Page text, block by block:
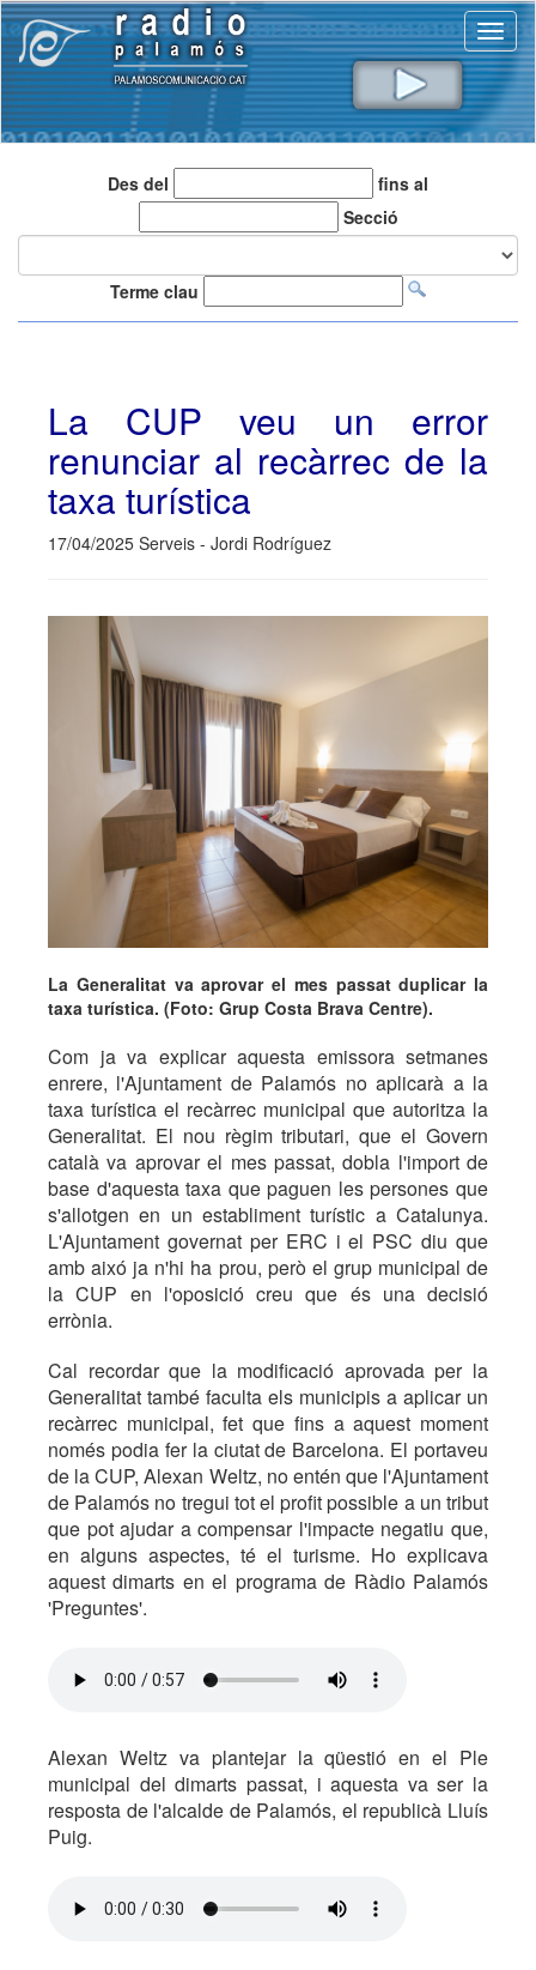
Des del
fins al
Secció
Terme clau
La CUP veu un error
renunciar al recàrrec de la
taxa turística
17/04/2025 Serveis - Jordi Rodríguez
La Generalitat va aprovar el mes passat duplicar la
taxa turística. (Foto: Grup Costa Brava Centre).
Com ja va explicar aquesta emissora setmanes
enrere, l'Ajuntament de Palamós no aplicarà a la
taxa turística el recàrrec municipal que autoritza la
Generalitat. El nou règim tributari, que el Govern
català va aprovar el mes passat, dobla l'import de
base d'aquesta taxa que paguen les persones que
s'allotgen en un establiment turístic a Catalunya.
L'Ajuntament governat per ERC i el PSC diu que
amb aixó ja n'hi ha prou, però el grup municipal de
la CUP en l'oposició creu que és una decisió
errònia.
Cal recordar que la modificació aprovada per la
Generalitat també faculta els municipis a aplicar un
recàrrec municipal, fet que fins a aquest moment
només podia fer la ciutat de Barcelona. El portaveu
de la CUP, Alexan Weltz, no entén que l'Ajuntament
de Palamós no tregui tot el profit possible a un tribut
que pot ajudar a compensar l'impacte negatiu que,
en alguns aspectes, té el turisme. Ho explicava
aquest dimarts en el programa de Ràdio Palamós
'Preguntes'.
Alexan Weltz va plantejar la qüestió en el Ple
municipal del dimarts passat, i aquesta va ser la
resposta de l'alcalde de Palamós, el republicà Lluís
Puig.